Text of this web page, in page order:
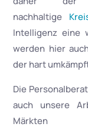
nachhaltige
Intelligenz eine
werden hier
der hart
Die
auch unsere
Märkten